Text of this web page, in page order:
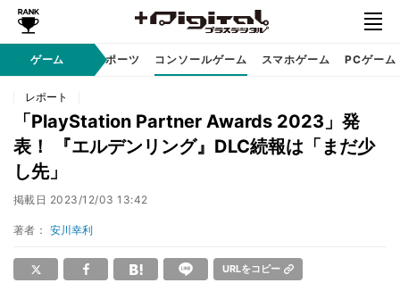
ゲーム eスポーツ コンソールゲーム スマホゲーム PCゲーム
レポート
「PlayStation Partner Awards 2023」発
表！ 『エルデンリング』DLC続報は「まだ少
し先」
掲載日 2023/12/03 13:42
著者： 安川幸利
URLをコピー